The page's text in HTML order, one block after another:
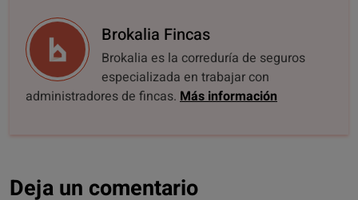
Brokalia Fincas
Brokalia es la correduría de seguros
especializada en trabajar con
administradores de fincas. Más información
Deja un comentario